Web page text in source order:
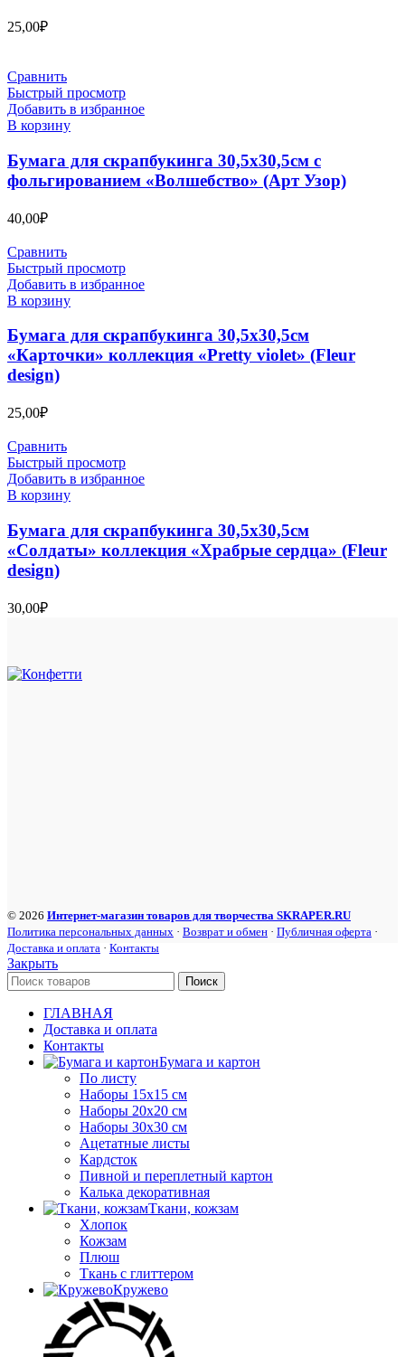
25,00₽
Сравнить
Быстрый просмотр
Добавить в избранное
В корзину
Бумага для скрапбукинга 30,5х30,5см с
фольгированием «Волшебство» (Арт Узор)
40,00₽
Сравнить
Быстрый просмотр
Добавить в избранное
В корзину
Бумага для скрапбукинга 30,5х30,5см
«Карточки» коллекция «Pretty violet» (Fleur
design)
25,00₽
Сравнить
Быстрый просмотр
Добавить в избранное
В корзину
Бумага для скрапбукинга 30,5х30,5см
«Солдаты» коллекция «Храбрые сердца» (Fleur
design)
30,00₽
© 2026 Интернет-магазин товаров для творчества SKRAPER.RU
Политика персональных данных · Возврат и обмен · Публичная оферта ·
Доставка и оплата · Контакты
Закрыть
Поиск
ГЛАВНАЯ
Доставка и оплата
Контакты
Бумага и картон
По листу
Наборы 15х15 см
Наборы 20х20 см
Наборы 30х30 см
Ацетатные листы
Кардсток
Пивной и переплетный картон
Калька декоративная
Ткани, кожзам
Хлопок
Кожзам
Плюш
Ткань с глиттером
Кружево